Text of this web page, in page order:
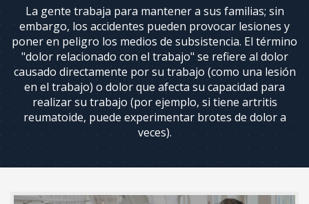
la artritis
Espalda
de
Cuello
del
La gente trabaja para mantener a sus familias; sin
embargo, los accidentes pueden provocar lesiones y
poner en peligro los medios de subsistencia. El término
"dolor relacionado con el trabajo" se refiere al dolor
causado directamente por su trabajo (como una lesión
en el trabajo) o dolor que afecta su capacidad para
realizar su trabajo (por ejemplo, si tiene artritis
reumatoide, puede experimentar brotes de dolor a
veces).